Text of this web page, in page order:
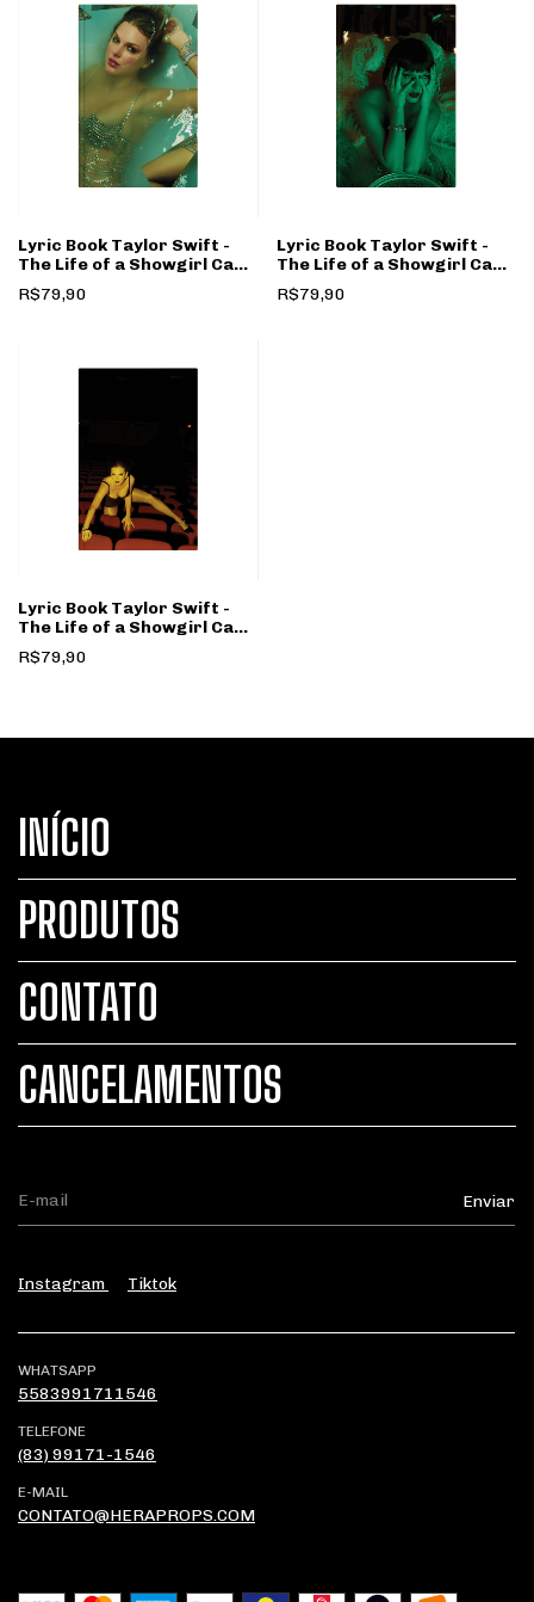
Lyric Book Taylor Swift -
The Life of a Showgirl Capa
R$79,90
Lyric Book Taylor Swift -
The Life of a Showgirl Capa
R$79,90
Lyric Book Taylor Swift -
The Life of a Showgirl Capa
R$79,90
INÍCIO
PRODUTOS
CONTATO
CANCELAMENTOS
Instagram Tiktok
WHATSAPP
5583991711546
TELEFONE
(83) 99171-1546
E-MAIL
CONTATO@HERAPROPS.COM